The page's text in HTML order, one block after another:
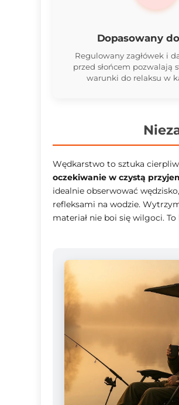
Dopasowany
Regulowany zagłówek i
przed słońcem pozwalają
warunki do relaksu w
Wędkarstwo to sztuka
oczekiwanie w czystą
idealnie obserwować
refleksami na wodzie.
materiał nie boi się wilgoci.